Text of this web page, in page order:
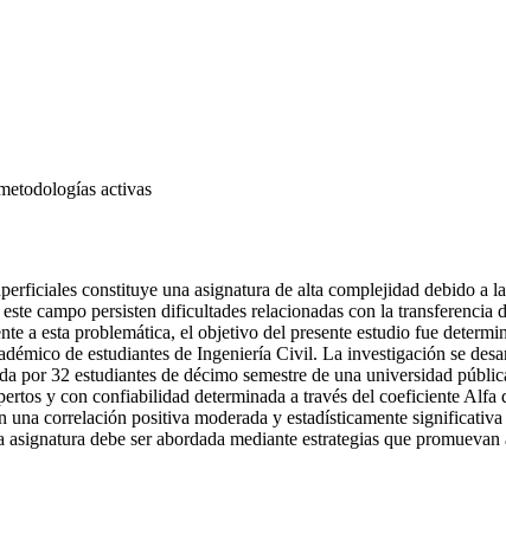
activas
constituye una asignatura de alta complejidad debido a
campo persisten dificultades relacionadas con la
a esta problemática, el objetivo del presente estudio fue
de estudiantes de Ingeniería Civil. La investigación se
por 32 estudiantes de décimo semestre de una universidad
y con confiabilidad determinada a través del coeficiente
correlación positiva moderada y estadísticamente
debe ser abordada mediante estrategias que